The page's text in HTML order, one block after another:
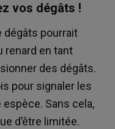
vos dégâts !
dégâts pourrait
renard en tant
des dégâts.
pour signaler les
Sans cela,
d’être limitée.